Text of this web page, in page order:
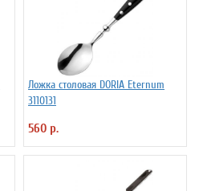
Ложка столовая DORIA Eternum
3110131
560 р.